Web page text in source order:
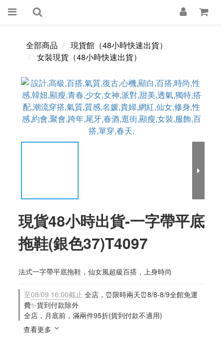
全部商品
現貨館（48小時快速出貨）
女裝現貨（48小時快速出貨）
現貨48小時出貨-一字帶平底
拖鞋(銀色37)T4097
法式一字帶平底拖鞋，仙女風超級百搭，上身時尚
至08/09 16:00截止 全店，⏰限時兩天⏰8/8-8/9全館免運
費✨貨到付款除外
全店，月底前，滿兩件95折(貨到付款不適用)
查看更多